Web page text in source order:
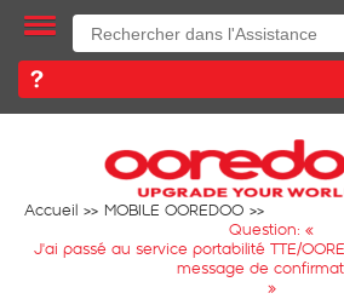
Accueil
MOBILE OOREDOO
Question: «
J'ai passé au service portabilité TTE/
message de
»